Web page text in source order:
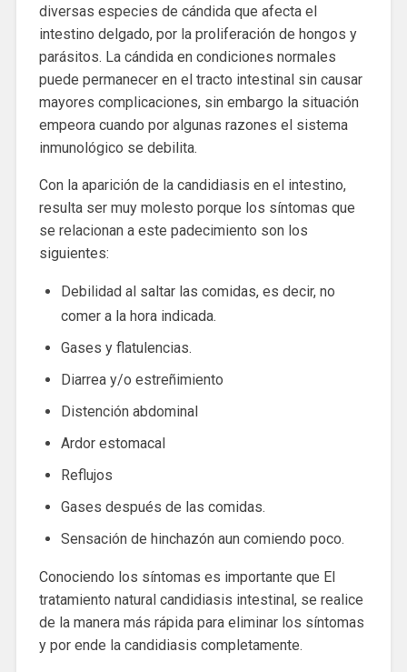
diversas especies de cándida que afecta el
intestino delgado, por la proliferación de hongos y
parásitos. La cándida en condiciones normales
puede permanecer en el tracto intestinal sin causar
mayores complicaciones, sin embargo la situación
empeora cuando por algunas razones el sistema
inmunológico se debilita.
Con la aparición de la candidiasis en el intestino,
resulta ser muy molesto porque los síntomas que
se relacionan a este padecimiento son los
siguientes:
Debilidad al saltar las comidas, es decir, no
comer a la hora indicada.
Gases y flatulencias.
Diarrea y/o estreñimiento
Distención abdominal
Ardor estomacal
Reflujos
Gases después de las comidas.
Sensación de hinchazón aun comiendo poco.
Conociendo los síntomas es importante que El
tratamiento natural candidiasis intestinal, se realice
de la manera más rápida para eliminar los síntomas
y por ende la candidiasis completamente.